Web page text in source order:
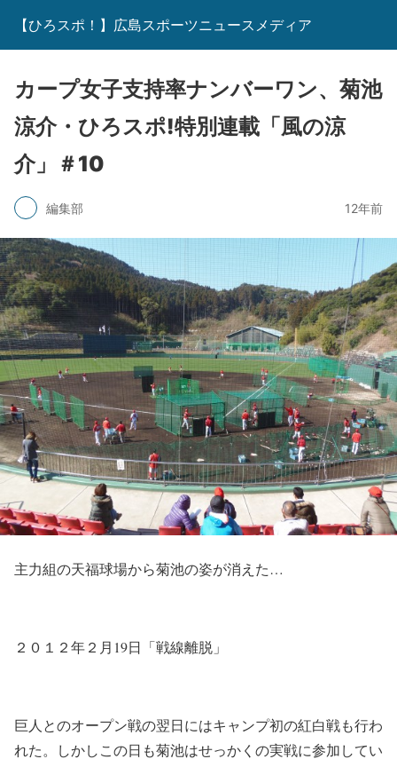
【ひろスポ！】広島スポーツニュースメディア
カープ女子支持率ナンバーワン、菊池
涼介・ひろスポ!特別連載「風の涼
介」＃10
編集部 12年前
主力組の天福球場から菊池の姿が消えた…
２０１２年２月19日「戦線離脱」
巨人とのオープン戦の翌日にはキャンプ初の紅白戦も行わ
れた。しかしこの日も菊池はせっかくの実戦に参加してい